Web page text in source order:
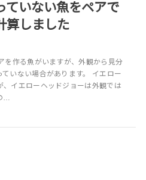
ていない魚をペアで
算しました
を作る魚がいますが、外観から見分
いない場合があります。 イエロー
、イエローヘッドジョーは外観では
…